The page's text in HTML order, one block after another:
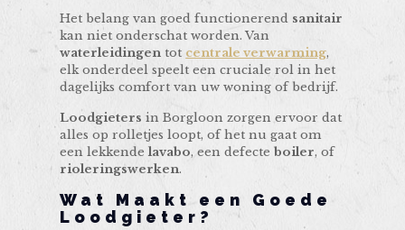
Het belang van goed functionerend sanitair
kan niet onderschat worden. Van
waterleidingen tot centrale verwarming,
elk onderdeel speelt een cruciale rol in het
dagelijks comfort van uw woning of bedrijf.
Loodgieters in Borgloon zorgen ervoor dat
alles op rolletjes loopt, of het nu gaat om
een lekkendelavabo, een defecteboiler, of
rioleringswerken.
Wat Maakt een Goede
Loodgieter?